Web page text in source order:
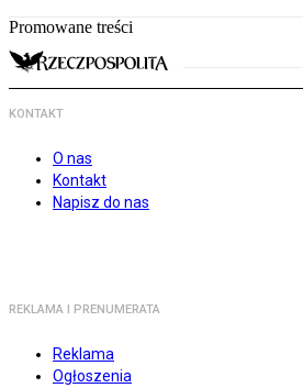
Promowane treści
KONTAKT
O nas
Kontakt
Napisz do nas
REKLAMA I PRENUMERATA
Reklama
Ogłoszenia